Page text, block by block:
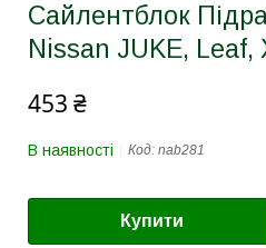
Сайлентблок
Nissan JUKE, Leaf,
453 ₴
В наявності Код: nab281
Купити